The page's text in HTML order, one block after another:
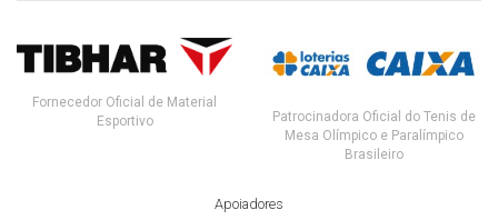
Fornecedor Oficial de Material
Esportivo
Patrocinadora Oficial do Tenis de
Mesa Olímpico e Paralímpico
Brasileiro
Apoiadores